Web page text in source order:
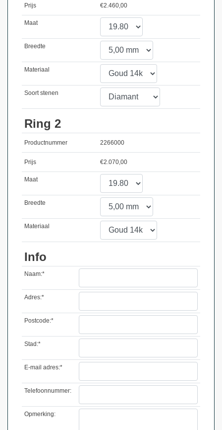
Prijs €2.460,00
Maat
Breedte
Materiaal
Soort stenen
Ring 2
Productnummer 2266000
Prijs €2.070,00
Maat
Breedte
Materiaal
Info
Naam:*
Adres:*
Postcode:*
Stad:*
E-mail adres:*
Telefoonnummer:
Opmerking: